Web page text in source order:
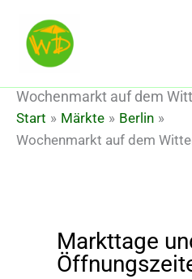
Inhalt
springen
Wochenmarkt auf dem
Start Märkte
Berlin
Wochenmarkt auf dem
Markttage